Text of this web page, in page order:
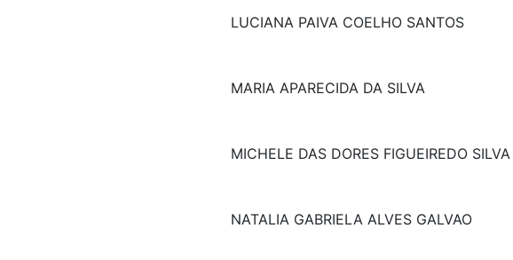
LUCIANA PAIVA COELHO SANTOS
MARIA APARECIDA DA SILVA
MICHELE DAS DORES FIGUEIREDO SILVA
NATALIA GABRIELA ALVES GALVAO